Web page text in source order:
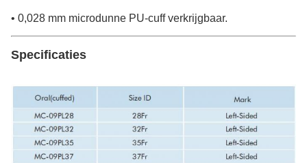
• 0,028 mm microdunne PU-cuff verkrijgbaar.
Specificaties